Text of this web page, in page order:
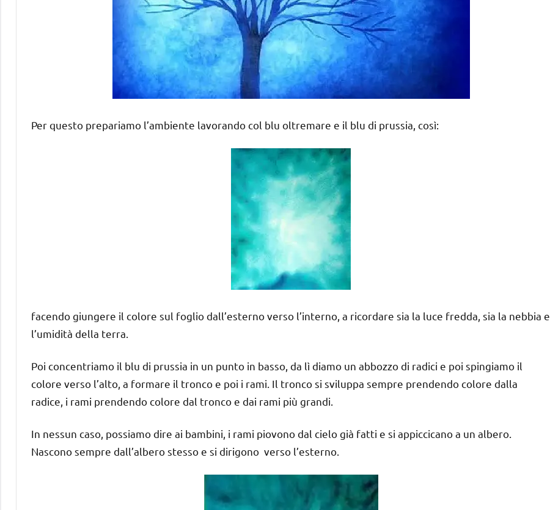
Per questo prepariamo l’ambiente lavorando col blu oltremare e il blu di prussia, così:
facendo giungere il colore sul foglio dall’esterno verso l’interno, a ricordare sia la luce fredda, sia la nebbia e
l’umidità della terra.
Poi concentriamo il blu di prussia in un punto in basso, da lì diamo un abbozzo di radici e poi spingiamo il
colore verso l’alto, a formare il tronco e poi i rami. Il tronco si sviluppa sempre prendendo colore dalla
radice, i rami prendendo colore dal tronco e dai rami più grandi.
In nessun caso, possiamo dire ai bambini, i rami piovono dal cielo già fatti e si appiccicano a un albero.
Nascono sempre dall’albero stesso e si dirigono verso l’esterno.